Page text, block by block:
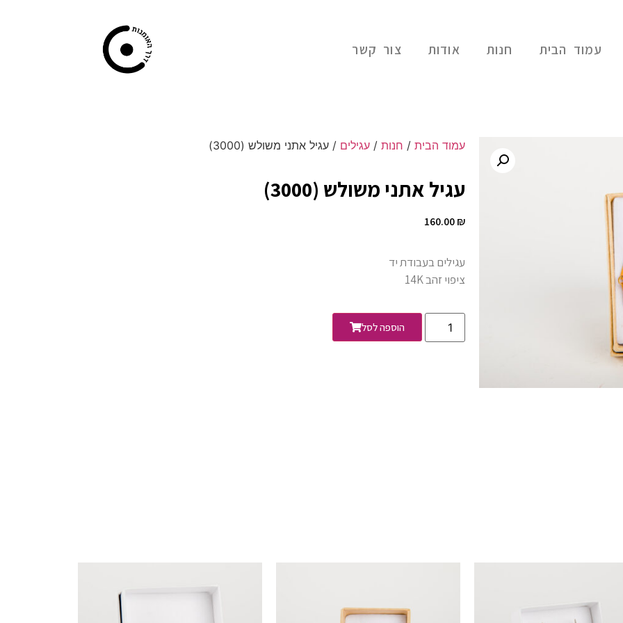
עמוד הבית חנות אודות צור קשר
עמוד הבית/ חנות/ עגילים / עגיל אתני משולש (3000)
עגיל אתני משולש (3000)
160.00₪
עגילים בעבודת יד
ציפוי זהב 14K
הוספה לסל